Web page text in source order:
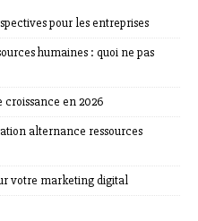
pour les entreprises
humaines : quoi ne pas
croissance en 2026
alternance ressources
votre marketing digital